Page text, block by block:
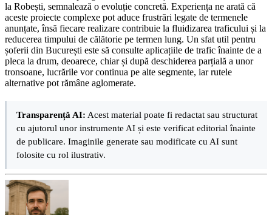
la Robești, semnalează o evoluție concretă. Experiența ne arată că
aceste proiecte complexe pot aduce frustrări legate de termenele
anunțate, însă fiecare realizare contribuie la fluidizarea traficului și la
reducerea timpului de călătorie pe termen lung. Un sfat util pentru
șoferii din București este să consulte aplicațiile de trafic înainte de a
pleca la drum, deoarece, chiar și după deschiderea parțială a unor
tronsoane, lucrările vor continua pe alte segmente, iar rutele
alternative pot rămâne aglomerate.
Transparență AI: Acest material poate fi redactat sau structurat
cu ajutorul unor instrumente AI și este verificat editorial înainte
de publicare. Imaginile generate sau modificate cu AI sunt
folosite cu rol ilustrativ.